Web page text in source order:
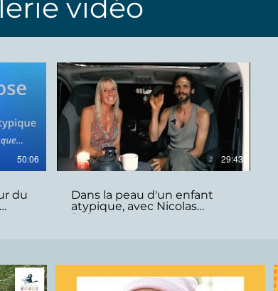
vidéo
50:06
du
29:43
Dans la peau d'un enfant
atypique, avec Nicolas
Delarose